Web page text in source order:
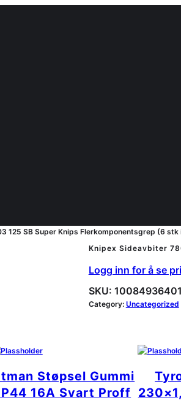
125 SB Super Knips Flerkomponentsgrep (6 stk
Knipex Sideavbiter
Logg inn for å se
SKU:
Category: Uncategorized
Støpsel Gummi
16A Svart Proff